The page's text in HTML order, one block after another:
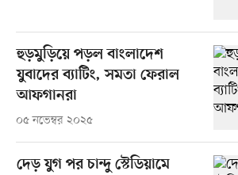
হুড়মুড়িয়ে পড়ল বাংলাদেশ
যুবাদের ব্যাটিং, সমতা ফেরাল
আফগানরা
০৫ নভেম্বর ২০২৫
দেড় যুগ পর চান্দু স্টেডিয়ামে